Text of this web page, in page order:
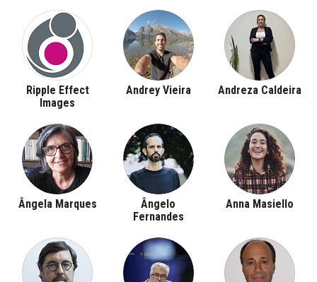
Ripple Effect
Images
Andrey Vieira Andreza Caldeira
Ângela Marques
Ângelo
Fernandes
Anna Masiello